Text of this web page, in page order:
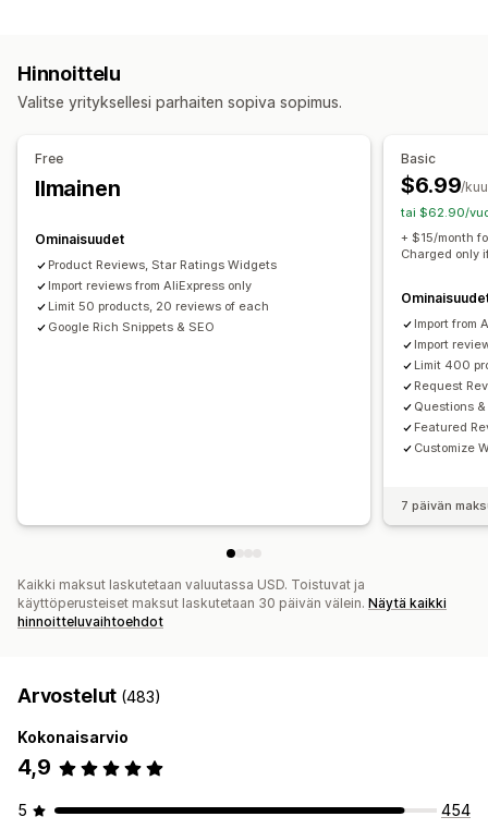
Kaikki arvostelut -sivu
Arvostelujen kohokohdat
Arvostelukoosteet
Arvostelujen keräystavat
Automaatiot
Hinnoittelu
Valitse yrityksellesi parhaiten sopiva sopimus.
Free
Ilmainen
Ominaisuudet
Product Reviews, Star Ratings Widgets
Import reviews from AliExpress only
Limit 50 products, 20 reviews of each
Google Rich Snippets & SEO
Basic
$6.99/
tai $62.90/
+ $15/month
Charged only
Import from
Import
Limit 400
Request
Questions
Featured
Customize
7 päivän
Kaikki maksut laskutetaan valuutassa USD. Toistuvat ja
käyttöperusteiset maksut laskutetaan 30 päivän välein. Näytä kaikki
hinnoitteluvaihtoehdot
Arvostelut (483)
Kokonaisarvio
4,9
5
454